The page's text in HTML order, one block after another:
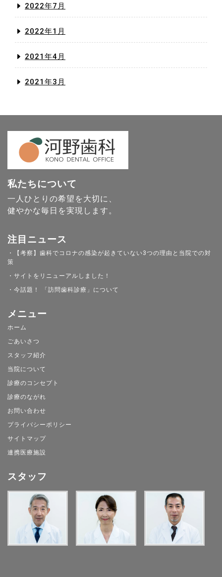
2022年7月
2022年1月
2021年4月
2021年3月
私たちについて
一人ひとりの希望を大切に、
健やかな毎日を実現します。
注目ニュース
・【考察】歯科でコロナの感染が起きていない3つの理由と当院での対
策
・サイトをリニューアルしました！
・今話題！ 「訪問歯科診療」について
メニュー
ホーム
ごあいさつ
スタッフ紹介
当院について
診療のコンセプト
診療のながれ
お問い合わせ
プライバシーポリシー
サイトマップ
連携医療施設
スタッフ